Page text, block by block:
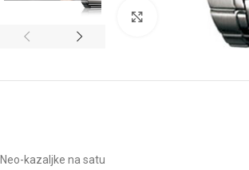
Click to enlarge
Neo-kazaljke na satu